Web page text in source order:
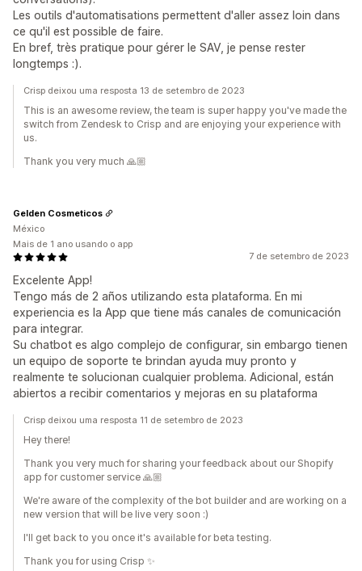
Les outils d'automatisations permettent d'aller assez loin dans
ce qu'il est possible de faire.
En bref, très pratique pour gérer le SAV, je pense rester
longtemps :).
Crisp deixou uma resposta 13 de setembro de 2023
This is an awesome review, the team is super happy you've made the
switch from Zendesk to Crisp and are enjoying your experience with
us.
Thank you very much 🙏🏼
7 de setembro de 2023
Excelente App!
Tengo más de 2 años utilizando esta plataforma. En mi
experiencia es la App que tiene más canales de comunicación
para integrar.
Su chatbot es algo complejo de configurar, sin embargo tienen
un equipo de soporte te brindan ayuda muy pronto y
realmente te solucionan cualquier problema. Adicional, están
abiertos a recibir comentarios y mejoras en su plataforma
Gelden Cosmeticos
México
Mais de 1 ano usando o app
Crisp deixou uma resposta 11 de setembro de 2023
Hey there!
Thank you very much for sharing your feedback about our Shopify
app for customer service 🙏🏼
We're aware of the complexity of the bot builder and are working on a
new version that will be live very soon :)
I'll get back to you once it's available for beta testing.
Thank you for using Crisp ✨